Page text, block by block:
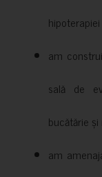
am
sală de
bucătărie
am